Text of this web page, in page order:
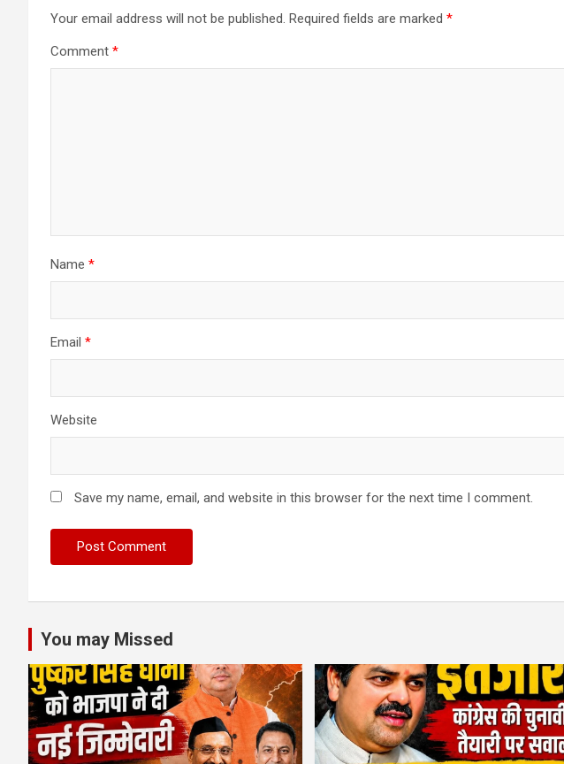
Your email address will not be published. Required fields are marked *
Comment *
Name *
Email *
Website
Save my name, email, and website in this browser for the next time I comment.
You may Missed